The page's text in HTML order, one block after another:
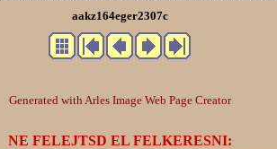
aakz164eger2307c
Generated with Arles Image Web Page Creator
NE FELEJTSD EL FELKERESNI: